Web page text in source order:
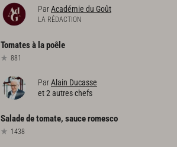
ParAcadémie du Goût
LA RÉDACTION
Tomatesà lapoêle
881
ParAlain Ducasse
et 2 autres chefs
Saladedetomate, sauceromesco
1438